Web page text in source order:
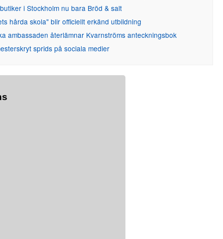
i Stockholm nu bara Bröd & salt
hårda skola" blir officiellt erkänd utbildning
ambassaden återlämnar Kvarnströms anteckningsbok
sprids på sociala medier